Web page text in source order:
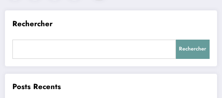
Rechercher
Rechercher
Posts Recents